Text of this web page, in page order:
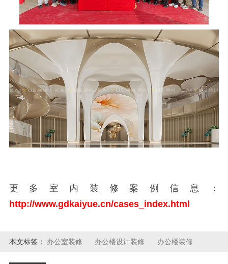
更多室内装修案例信息：
http://www.gdkaiyue.cn/cases_index.html
本文标签： 办公室装修 办公楼设计装修 办公楼装修